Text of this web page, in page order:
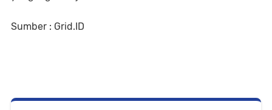
Sumber : Grid.ID